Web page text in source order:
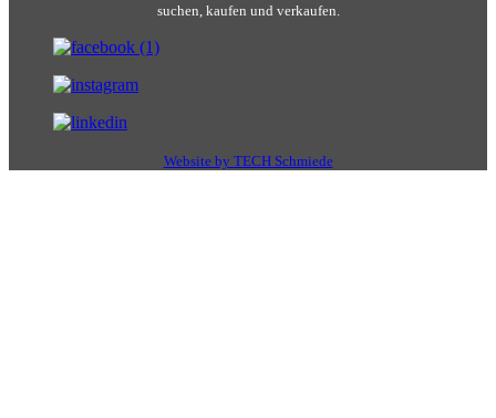
suchen, kaufen und verkaufen.
Website by TECH Schmiede